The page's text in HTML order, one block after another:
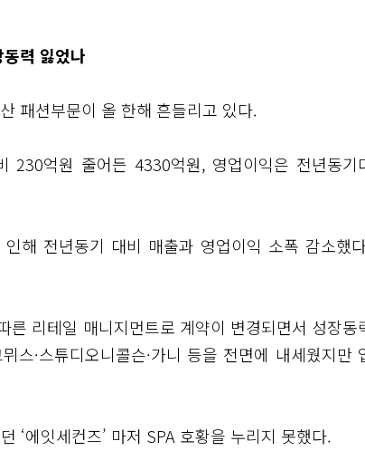
력 잃었나
패션부문이 올 한해 흔들리고 있다.
230억원 줄어든 4330억원, 영업이익은 전년동기
해 전년동기 대비 매출과 영업이익 소폭 감소했
리테일 매니지먼트로 계약이 변경되면서 성장동
·스튜디오니콜슨·가니 등을 전면에 내세웠지만
‘에잇세컨즈’ 마저 SPA 호황을 누리지 못했다.